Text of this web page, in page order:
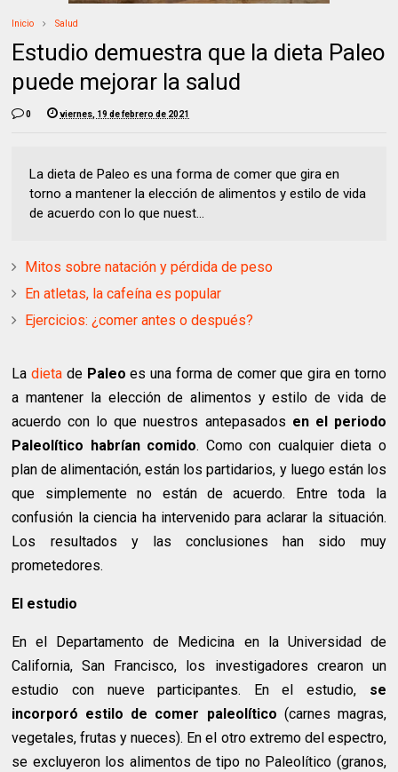
Inicio Salud
Estudio demuestra que la dieta Paleo
puede mejorar la salud
0 viernes, 19 de febrero de 2021
La dieta de Paleo es una forma de comer que gira en
torno a mantener la elección de alimentos y estilo de vida
de acuerdo con lo que nuest...
Mitos sobre natación y pérdida de peso
En atletas, la cafeína es popular
Ejercicios: ¿comer antes o después?
Ladieta de Paleo es una forma de comer que gira en torno
a mantener la elección de alimentos y estilo de vida de
acuerdo con lo que nuestros antepasados ​​en el periodo
Paleolítico habrían comido. Como con cualquier dieta o
plan de alimentación, están los partidarios, y luego están los
que simplemente no están de acuerdo. Entre toda la
confusión la ciencia ha intervenido para aclarar la situación.
Los resultados y las conclusiones han sido muy
prometedores.
El estudio
En el Departamento de Medicina en la Universidad de
California, San Francisco, los investigadores crearon un
estudio con nueve participantes. En el estudio, se
incorporó estilo de comer paleolítico (carnes magras,
vegetales, frutas y nueces). En el otro extremo del espectro,
se excluyeron los alimentos de tipo no Paleolítico (granos,